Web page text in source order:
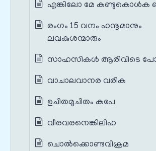
എങ്കിലോ മേ കണ്ടുകൊള്‍ക
രംഗം 15 വനം ഹനൂമാനും
ലവകുശന്മാരും
സാഹസികള്‍ ആരിവിടെ
വാചാലവാനര വരിക
ഉചിതമുചിതം കപേ
വീരവരനെങ്കിലിഹ
ചൊല്‍ക്കൊണ്ടവിക്രമ